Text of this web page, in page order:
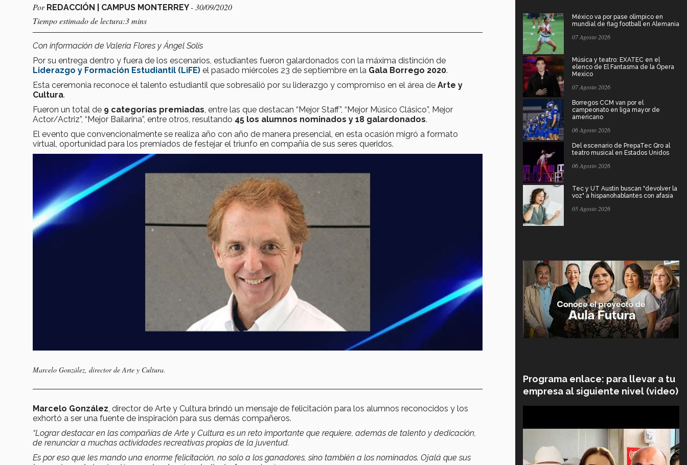
Por REDACCIÓN | CAMPUS MONTERREY- 30/09/2020
Tiempo estimado de lectura:3 mins
Con información de Valeria Flores y Ángel Solís
Por su entrega dentro y fuera de los escenarios, estudiantes fueron galardonados con la máxima distinción de
Liderazgo y Formación Estudiantil (LiFE) el pasado miércoles 23 de septiembre en la Gala Borrego 2020.
Esta ceremonia reconoce el talento estudiantil que sobresalió por su liderazgo y compromiso en el área de Arte y
Cultura.
Fueron un total de 9 categorías premiadas , entre las que destacan “Mejor Staff”, “Mejor Músico Clásico”, Mejor
Actor/Actriz”, “Mejor Bailarina”, entre otros, resultando 45 los alumnos nominados y 18 galardonados.
El evento que convencionalmente se realiza año con año de manera presencial, en esta ocasión migró a formato
virtual, oportunidad para los premiados de festejar el triunfo en compañía de sus seres queridos.
Marcelo González, director de Arte y Cultura.
Marcelo González , director de Arte y Cultura brindó un mensaje de felicitación para los alumnos reconocidos y los
exhortó a ser una fuente de inspiración para sus demás compañeros.
“Lograr destacar en las compañías de Arte y Cultura es un reto importante que requiere, además de talento y dedicación,
de renunciar a muchas actividades recreativas propias de la juventud.
Es por eso que les mando una enorme felicitación, no solo a los ganadores, sino también a los nominados. Ojalá que sus
México va por pase olímpico en
mundial de flag football en Alemania
07 Agosto 2026
Música y teatro: EXATEC en el
elenco de El Fantasma de la Ópera
Mexico
07 Agosto 2026
Borregos CCM van por el
campeonato en liga mayor de
americano
06 Agosto 2026
Del escenario de PrepaTec Qro al
teatro musical en Estados Unidos
06 Agosto 2026
Tec y UT Austin buscan "devolver la
voz" a hispanohablantes con afasia
05 Agosto 2026
Programa enlace: para llevar a tu
empresa al siguiente nivel (video)